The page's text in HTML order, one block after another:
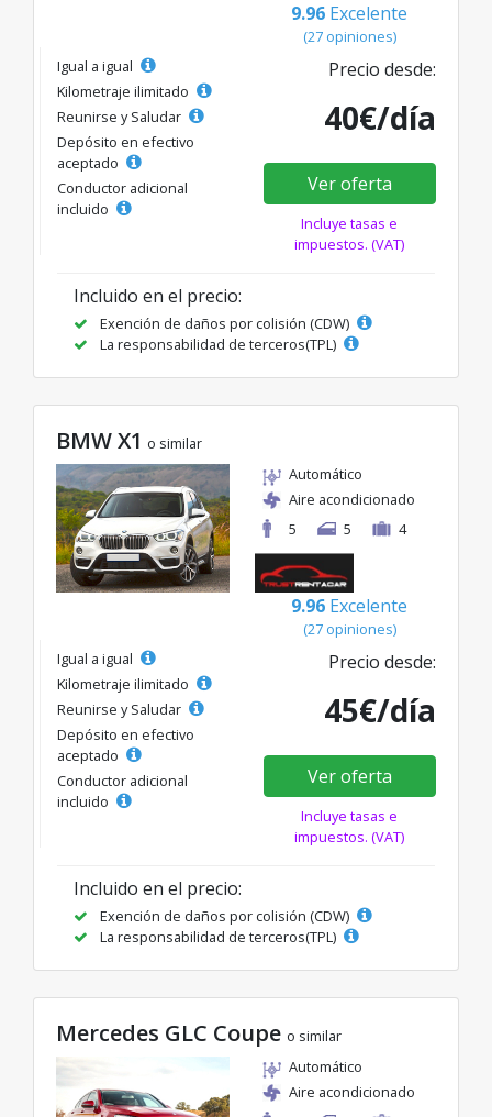
9.96 Excelente
(27 opiniones)
Igual a igual
Kilometraje ilimitado
Reunirse y Saludar
Depósito en efectivo
aceptado
Conductor adicional
incluido
Precio desde:
40€/día
Ver oferta
Incluye tasas e
impuestos. (VAT)
Incluido en el precio:
Exención de daños por colisión (CDW)
La responsabilidad de terceros(TPL)
BMW X1 o similar
Automático
Aire acondicionado
5
5 4
9.96 Excelente
(27 opiniones)
Igual a igual
Kilometraje ilimitado
Reunirse y Saludar
Depósito en efectivo
aceptado
Conductor adicional
incluido
Precio desde:
45€/día
Ver oferta
Incluye tasas e
impuestos. (VAT)
Incluido en el precio:
Exención de daños por colisión (CDW)
La responsabilidad de terceros(TPL)
Mercedes GLC Coupe o similar
Automático
Aire acondicionado